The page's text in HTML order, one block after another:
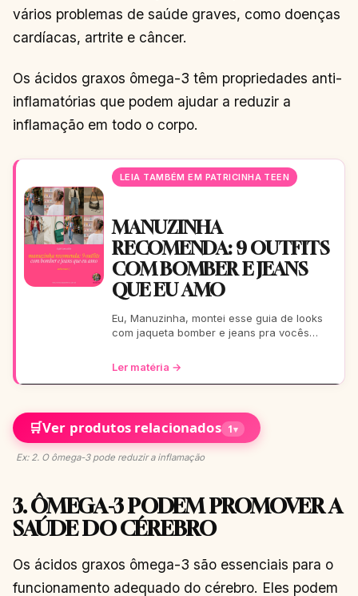
vários problemas de saúde graves, como doenças
cardíacas, artrite e câncer.
Os ácidos graxos ômega-3 têm propriedades anti-
inflamatórias que podem ajudar a reduzir a
inflamação em todo o corpo.
LEIA TAMBÉM EM PATRICINHA TEEN
MANUZINHA
RECOMENDA: 9 OUTFITS
COM BOMBER E JEANS
QUE EU AMO
Eu, Manuzinha, montei esse guia de looks
com jaqueta bomber e jeans pra vocês
Tudo testado e aprova
Ler matéria →
🛒Ver produtos relacionados 1▾
Ex: 2. O ômega-3 pode reduzir a inflamação
3. ÔMEGA-3 PODEM PROMOVER A
SAÚDE DO CÉREBRO
Os ácidos graxos ômega-3 são essenciais para o
funcionamento adequado do cérebro. Eles podem